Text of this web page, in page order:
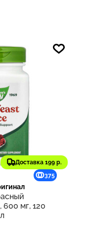
Доставка 199 р.
375
мг, 120